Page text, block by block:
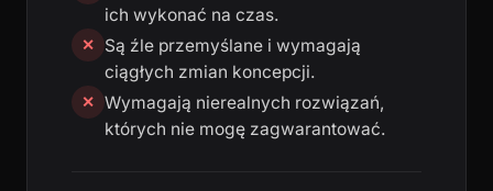
ich wykonać na czas.
✕
Są źle przemyślane i wymagają
ciągłych zmian koncepcji.
✕ Wymagają nierealnych rozwiązań,
których nie mogę zagwarantować.